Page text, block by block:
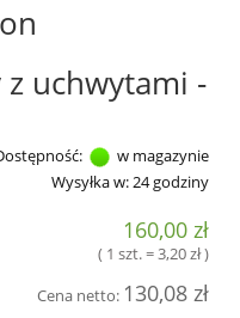
uchwytami -
w magazynie
Wysyłka w:24 godziny
160,00 zł
( 1 szt. = 3,20 zł )
Cena netto: 130,08 zł